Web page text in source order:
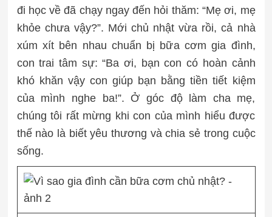
đi học về đã chạy ngay đến hỏi thăm: “Mẹ ơi, mẹ
khỏe chưa vậy?”. Mới chủ nhật vừa rồi, cả nhà
xúm xít bên nhau chuẩn bị bữa cơm gia đình,
con trai tâm sự: “Ba ơi, bạn con có hoàn cảnh
khó khăn vậy con giúp bạn bằng tiền tiết kiệm
của mình nghe ba!”. Ở góc độ làm cha mẹ,
chúng tôi rất mừng khi con của mình hiểu được
thế nào là biết yêu thương và chia sẻ trong cuộc
sống.